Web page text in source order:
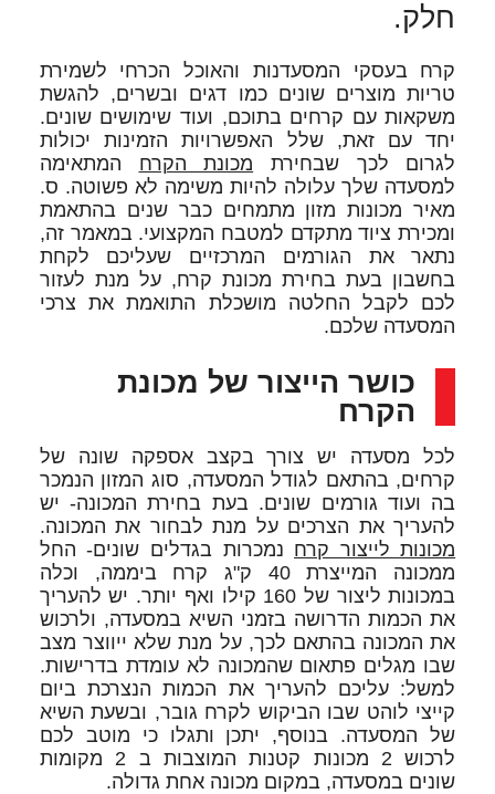
חלק.
קרח בעסקי המסעדנות והאוכל הכרחי לשמירת
טריות מוצרים שונים כמו דגים ובשרים, להגשת
משקאות עם קרחים בתוכם, ועוד שימושים שונים.
יחד עם זאת, שלל האפשרויות הזמינות יכולות
לגרום לכך שבחירת מכונת הקרח המתאימה
למסעדה שלך עלולה להיות משימה לא פשוטה. ס.
מאיר מכונות מזון מתמחים כבר שנים בהתאמת
ומכירת ציוד מתקדם למטבח המקצועי. במאמר זה,
נתאר את הגורמים המרכזיים שעליכם לקחת
בחשבון בעת ​​בחירת מכונת קרח, על מנת לעזור
לכם לקבל החלטה מושכלת התואמת את צרכי
המסעדה שלכם.
כושר הייצור של מכונת
הקרח
לכל מסעדה יש צורך בקצב אספקה שונה של
קרחים, בהתאם לגודל המסעדה, סוג המזון הנמכר
בה ועוד גורמים שונים. בעת בחירת המכונה- יש
להעריך את הצרכים על מנת לבחור את המכונה.
מכונות לייצור קרח נמכרות בגדלים שונים- החל
ממכונה המייצרת 40 ק"ג קרח ביממה, וכלה
במכונות ליצור של 160 קילו ואף יותר. יש להעריך
את הכמות הדרושה בזמני השיא במסעדה, ולרכוש
את המכונה בהתאם לכך, על מנת שלא ייווצר מצב
שבו מגלים פתאום שהמכונה לא עומדת בדרישות.
למשל: עליכם להעריך את הכמות הנצרכת ביום
קייצי לוהט שבו הביקוש לקרח גובר, ובשעת השיא
של המסעדה. בנוסף, יתכן ותגלו כי מוטב לכם
לרכוש 2 מכונות קטנות המוצבות ב 2 מקומות
שונים במסעדה, במקום מכונה אחת גדולה.